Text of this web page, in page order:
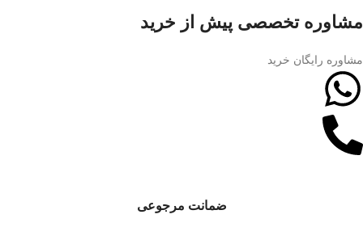
مشاوره تخصصی پیش از خرید
مشاوره رایگان خرید
ضمانت مرجوعی